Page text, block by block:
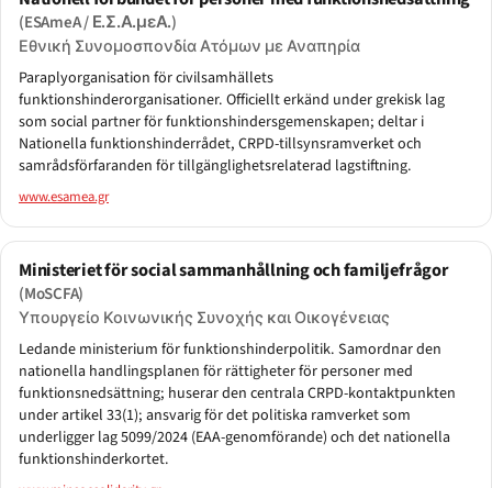
(ESAmeA / Ε.Σ.Α.μεΑ.)
Εθνική Συνομοσπονδία Ατόμων με Αναπηρία
Paraplyorganisation för civilsamhällets
funktionshinderorganisationer. Officiellt erkänd under grekisk lag
som social partner för funktionshindersgemenskapen; deltar i
Nationella funktionshinderrådet, CRPD-tillsynsramverket och
samrådsförfaranden för tillgänglighetsrelaterad lagstiftning.
www.esamea.gr
Ministeriet för social sammanhållning och familjefrågor
(MoSCFA)
Υπουργείο Κοινωνικής Συνοχής και Οικογένειας
Ledande ministerium för funktionshinderpolitik. Samordnar den
nationella handlingsplanen för rättigheter för personer med
funktionsnedsättning; huserar den centrala CRPD-kontaktpunkten
under artikel 33(1); ansvarig för det politiska ramverket som
underligger lag 5099/2024 (EAA-genomförande) och det nationella
funktionshinderkortet.